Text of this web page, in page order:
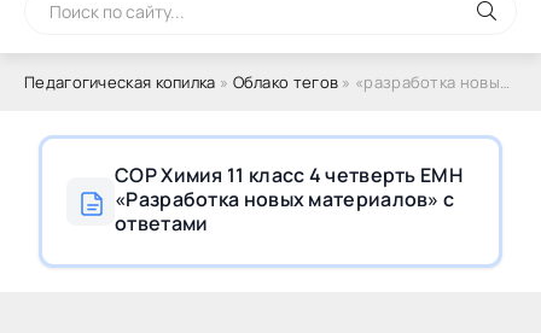
Педагогическая копилка » Облако тегов » «разработка новых материалов»
СОР Химия 11 класс 4 четверть ЕМН
«Разработка новых материалов» с
ответами